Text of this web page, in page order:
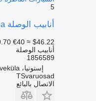
5
أنابيب الوصلة Scania أنبوب سائل التبريد، المثبط 1856589 لـ السيارات القاطرة Scania R440
€40 ≈ $46.22
أنابيب الوصلة
1856589
إستونيا، Kõrveküla
TSvaruosad
الاتصال بالبائع